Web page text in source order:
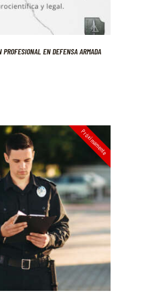
PROFESIONAL EN DEFENSA ARMADA
Próximamente